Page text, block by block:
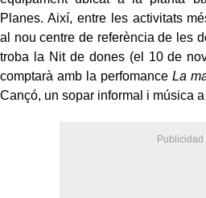
Planes. Així, entre les activitats
al nou centre de referència de les
troba la Nit de dones (el 10 de
comptarà amb la perfomanceLa
Cançó, un sopar informal i música